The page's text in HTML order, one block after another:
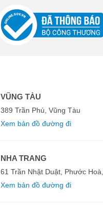
VŨNG TÀU
389 Trần Phú, Vũng Tàu
Xem bản đồ đường đi
NHA TRANG
61 Trần Nhật Duật, Phước
Xem bản đồ đường đi